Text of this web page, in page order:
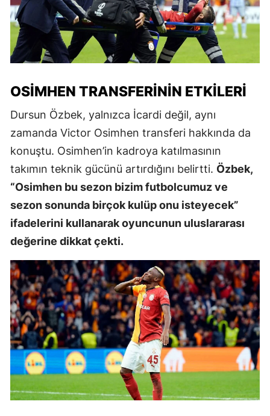
OSIMHEN TRANSFERININ ETKILERI
Dursun Özbek, yalnızca İcardi değil, aynı
zamanda Victor Osimhen transferi hakkında da
konuştu. Osimhen’in kadroya katılmasının
takımın teknik gücünü artırdığını belirtti. Özbek,
“Osimhen bu sezon bizim futbolcumuz ve
sezon sonunda birçok kulüp onu isteyecek”
ifadelerini kullanarak oyuncunun uluslararası
değerine dikkat çekti.